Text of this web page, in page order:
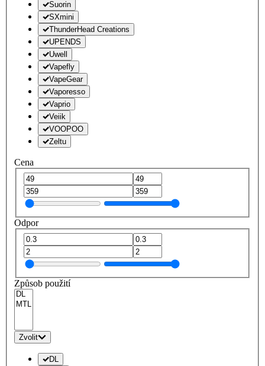
Suorin
SXmini
ThunderHead Creations
UPENDS
Uwell
Vapefly
VapeGear
Vaporesso
Vaprio
Veiik
VOOPOO
Zeltu
Cena
Odpor
Způsob použití
Zvolit
DL